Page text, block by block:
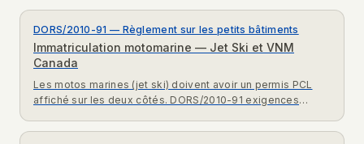
DORS/2010-91 — Règlement sur les petits bâtiments
Immatriculation motomarine — Jet Ski et VNM
Canada
Les motos marines (jet ski) doivent avoir un permis PCL
affiché sur les deux côtés. DORS/2010-91 exigences